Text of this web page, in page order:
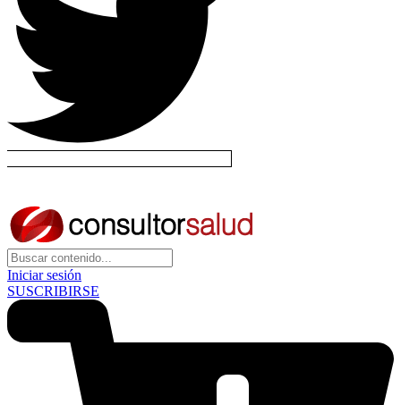
Iniciar sesión
SUSCRIBIRSE